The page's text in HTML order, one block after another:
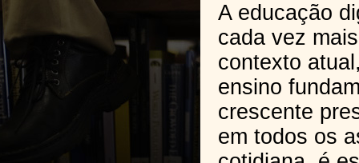
A educação
cada vez
contexto
ensino
crescente
em todos os